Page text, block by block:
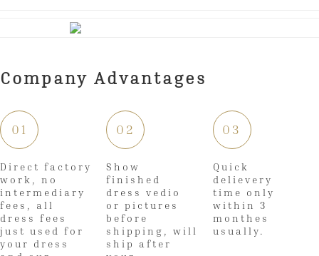
Company Advantages
01
Direct factory
work, no
intermediary
fees, all
dress fees
just used for
your dress
02
Show
finished
dress vedio
or pictures
before
shipping, will
ship after
03
Quick
delievery
time only
within 3
monthes
usually.